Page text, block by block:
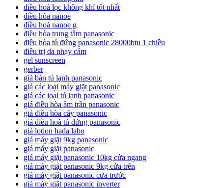
điều hoà lọc không khí tốt nhất
điều hòa nanoe
điều hoà nanoe g
điều hòa trung tâm panasonic
điều hòa tủ đứng panasonic 28000btu 1 chiều
điều trị da nhạy cảm
gel sunscreen
gerber
giá bán tủ lạnh panasonic
giá các loại máy giặt panasonic
giá các loại tủ lạnh panasonic
giá điều hòa âm trần panasonic
giá điều hòa cây panasonic
giá điều hoà tủ đứng panasonic
giá lotion hada labo
giá máy giặt 9kg panasonic
giá máy giặt panasonic
giá máy giặt panasonic 10kg cửa ngang
giá máy giặt panasonic 9kg cửa trên
giá máy giặt panasonic cửa trước
giá máy giặt panasonic inverter